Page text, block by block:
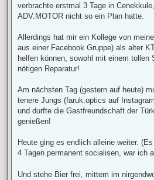
verbrachte erstmal 3 Tage in
ADV.MOTOR nicht so ein Plan hatte.
Allerdings hat mir ein Kollege von
aus einer Facebook Gruppe) als alter
helfen können, sowohl mit einem tollen
nötigen Reparatur!
Am nächsten Tag (gestern auf heute)
tenere Jungs (faruk.optics auf
und durfte die Gastfreundschaft der
genießen!
Heute ging es endlich alleine weiter.
4 Tagen permanent socialisen, war ich
Und stehe Bier frei, mittem im